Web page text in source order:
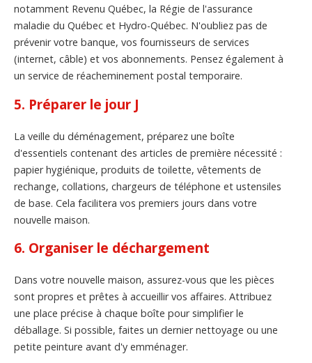
notamment Revenu Québec, la Régie de l'assurance
maladie du Québec et Hydro-Québec. N'oubliez pas de
prévenir votre banque, vos fournisseurs de services
(internet, câble) et vos abonnements. Pensez également à
un service de réacheminement postal temporaire.
5. Préparer le jour J
La veille du déménagement, préparez une boîte
d'essentiels contenant des articles de première nécessité :
papier hygiénique, produits de toilette, vêtements de
rechange, collations, chargeurs de téléphone et ustensiles
de base. Cela facilitera vos premiers jours dans votre
nouvelle maison.
6. Organiser le déchargement
Dans votre nouvelle maison, assurez-vous que les pièces
sont propres et prêtes à accueillir vos affaires. Attribuez
une place précise à chaque boîte pour simplifier le
déballage. Si possible, faites un dernier nettoyage ou une
petite peinture avant d'y emménager.